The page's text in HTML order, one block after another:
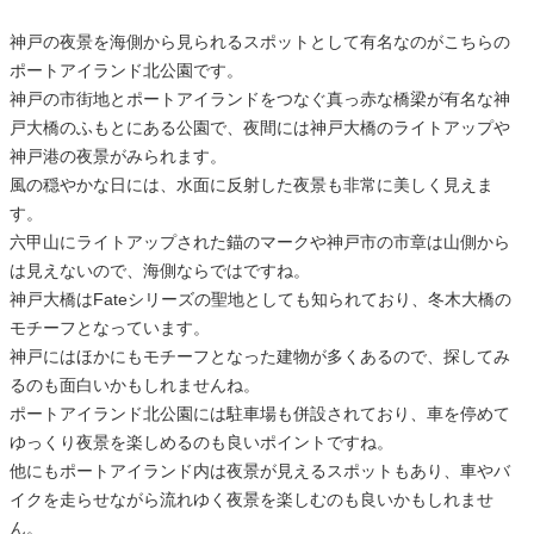
神戸の夜景を海側から見られるスポットとして有名なのがこちらの
ポートアイランド北公園です。
神戸の市街地とポートアイランドをつなぐ真っ赤な橋梁が有名な神
戸大橋のふもとにある公園で、夜間には神戸大橋のライトアップや
神戸港の夜景がみられます。
風の穏やかな日には、水面に反射した夜景も非常に美しく見えま
す。
六甲山にライトアップされた錨のマークや神戸市の市章は山側から
は見えないので、海側ならではですね。
神戸大橋はFateシリーズの聖地としても知られており、冬木大橋の
モチーフとなっています。
神戸にはほかにもモチーフとなった建物が多くあるので、探してみ
るのも面白いかもしれませんね。
ポートアイランド北公園には駐車場も併設されており、車を停めて
ゆっくり夜景を楽しめるのも良いポイントですね。
他にもポートアイランド内は夜景が見えるスポットもあり、車やバ
イクを走らせながら流れゆく夜景を楽しむのも良いかもしれませ
ん。